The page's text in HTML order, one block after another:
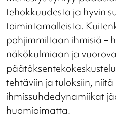
tehokkuudesta ja hyvin
toimintamalleista.
pohjimmiltaan ihmisiä –
näkökulmiaan ja
tehtäviin ja tuloksiin,
ihmissuhdedynamiikat
huomioimatta.